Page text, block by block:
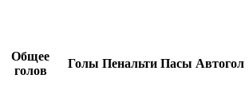
Общее
голов
Голы Пенальти Пасы Автогол